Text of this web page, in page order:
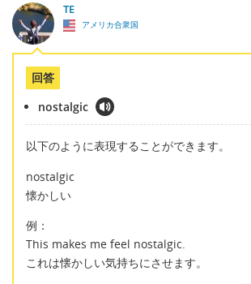
TE
アメリカ合衆国
回答
nostalgic
以下のように表現することができます。
nostalgic
懐かしい
例：
This makes me feel nostalgic.
これは懐かしい気持ちにさせます。